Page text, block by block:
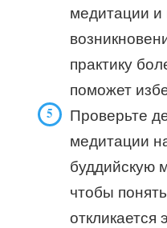
медитации и
практику
поможет
Проверьте
медитации
буддийскую
чтобы
откликается